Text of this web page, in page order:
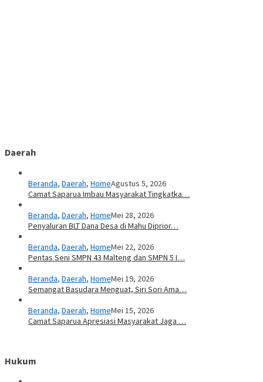
Daerah
Beranda, Daerah, HomeAgustus 5, 2026
Camat Saparua Imbau Masyarakat Tingkatka…
Beranda, Daerah, HomeMei 28, 2026
Penyaluran BLT Dana Desa di Mahu Diprior…
Beranda, Daerah, HomeMei 22, 2026
Pentas Seni SMPN 43 Malteng dan SMPN 5 I…
Beranda, Daerah, HomeMei 19, 2026
Semangat Basudara Menguat, Siri Sori Ama…
Beranda, Daerah, HomeMei 15, 2026
Camat Saparua Apresiasi Masyarakat Jaga …
Hukum